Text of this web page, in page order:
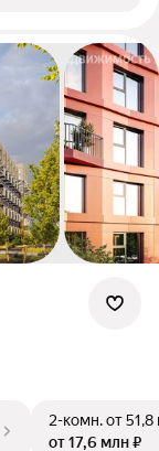
2-комн.от 51,8
от 17,6 млн ₽